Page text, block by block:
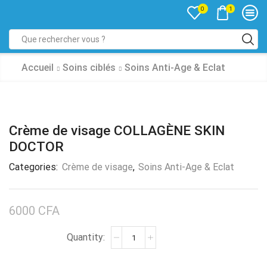
0 1
Accueil Soins ciblés Soins Anti-Age & Eclat
Crème de visage COLLAGÈNE SKIN
DOCTOR
Categories: Crème de visage, Soins Anti-Age & Eclat
6000 CFA